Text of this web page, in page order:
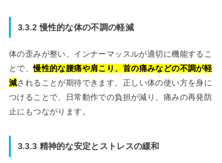
3.3.2 慢性的な体の不調の軽減
体の歪みが整い、インナーマッスルが適切に機能するこ
とで、慢性的な腰痛や肩こり、首の痛みなどの不調が軽
減されることが期待できます。正しい体の使い方を身に
つけることで、日常動作での負担が減り、痛みの再発防
止にもつながります。
3.3.3 精神的な安定とストレスの緩和